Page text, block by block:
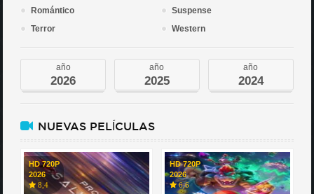
Romántico
Suspense
Terror
Western
año
2026
año
2025
año
2024
NUEVAS PELÍCULAS
HD 720P
2026
8,4
HD 720P
2026
6,6